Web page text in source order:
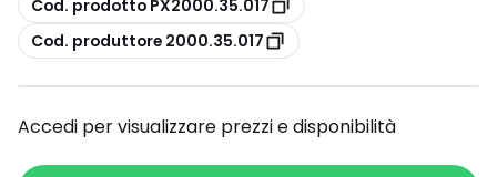
Cod. prodotto PX2000.35.017
copia
Cod. produttore 2000.35.017
Accedi per visualizzare prezzi e disponibilità